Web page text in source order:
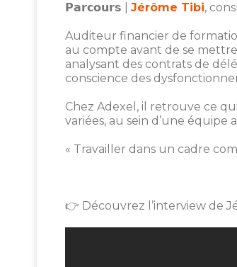
𝗣𝗮𝗿𝗰𝗼𝘂𝗿𝘀 | Jérôme Tibi,
Auditeur financier de
au compte avant de se
analysant des contrats de
conscience des
Chez Adexel, il retrouve ce
variées, au sein d’une équipe
« Travailler dans un cadre
👉 Découvrez l’interview de